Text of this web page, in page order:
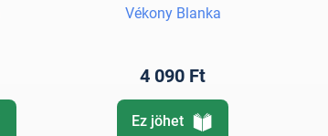
Vékony Blanka
4 090 Ft
Ez jöhet